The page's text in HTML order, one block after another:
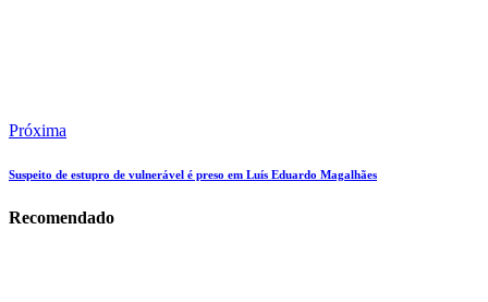
Próxima
Suspeito de estupro de vulnerável é preso em Luís Eduardo Magalhães
Recomendado